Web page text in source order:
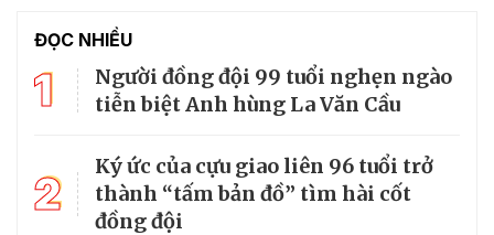
ĐỌC NHIỀU
1
Người đồng đội 99 tuổi nghẹn ngào
tiễn biệt Anh hùng La Văn Cầu
2
Ký ức của cựu giao liên 96 tuổi trở
thành “tấm bản đồ” tìm hài cốt
đồng đội